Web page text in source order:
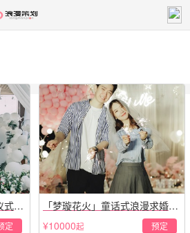
式策
定
「梦璇花火」童话式浪漫求婚仪
式
¥10000起 预定